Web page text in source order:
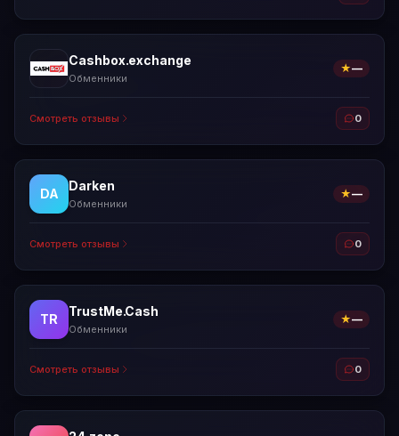
Cashbox.exchange
Обменники
★—
Смотреть отзывы 0
DA
Darken
Обменники
★—
Смотреть отзывы 0
TR
TrustMe.Cash
Обменники
★—
Смотреть отзывы 0